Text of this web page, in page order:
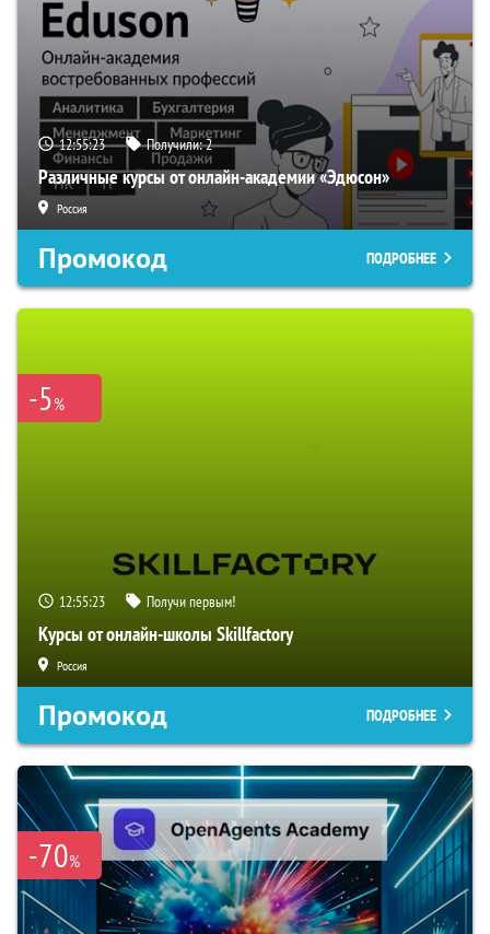
12:55:22 Получили:2
Различные курсы от онлайн-академии «Эдюсон»
Россия
Промокод ПОДРОБНЕЕ
-5%
12:55:22 Получи первым!
Курсы от онлайн-школы Skillfactory
Россия
Промокод ПОДРОБНЕЕ
-70%